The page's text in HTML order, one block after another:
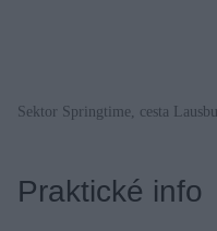
Sektor Springtime, cesta
Praktické info